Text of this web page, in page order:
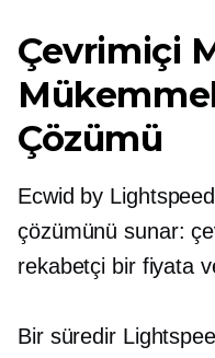
Çevrimiçi
Çözümü
Ecwid by
çözümünü sunar:
rekabetçi bir fiyata
Bir süredir